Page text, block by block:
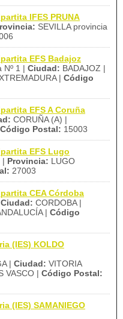
IFES PRUNA
SEVILLA provincia
EFS Badajoz
Nº 1 | Ciudad: BADAJOZ |
| Código
EFS A Coruña
CORUÑA (A) |
Código Postal: 15003
EFS Lugo
| Provincia: LUGO
27003
CEA Córdoba
Ciudad: CORDOBA |
| Código
(IES) KOLDO
| Ciudad: VITORIA
VASCO | Código Postal:
(IES) SAMANIEGO